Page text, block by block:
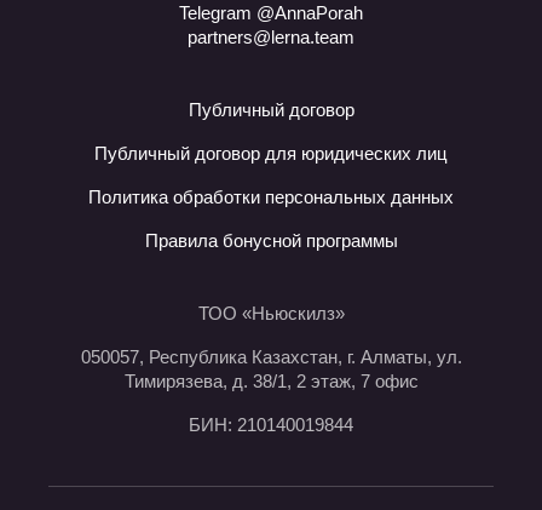
Telegram @AnnaPorah
partners@lerna.team
Публичный договор
Публичный договор для юридических лиц
Политика обработки персональных данных
Правила бонусной программы
ТОО «Ньюскилз»
050057, Республика Казахстан, г. Алматы, ул.
Тимирязева, д. 38/1, 2 этаж, 7 офис
БИН: 210140019844